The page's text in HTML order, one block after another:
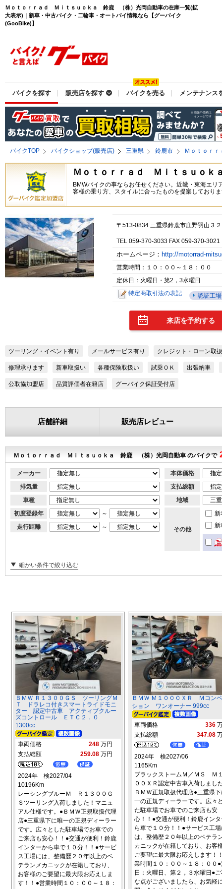
Ｍｏｔｏｒｒａｄ Ｍｉｔｓｕｏｋａ 鈴鹿 （株）光岡自動車の在庫一覧(拡
大表示)｜新車・中古バイク・二輪車・オートバイ情報なら【グーバイク
(GooBike)】
バイクを探す 販売店を探す バイクを売る メンテナンス
バイクTOP バイクショップ(販売店) 三重県 鈴鹿市 Ｍｏｔｏｒ
Ｍｏｔｏｒｒａｄ Ｍｉｔｓｕｏ
BMWバイクの事ならお任せください。近畿・東海エ
客様の乗り方、スタイルに合ったものを提案しており
〒513-0834 三重県鈴鹿市庄野羽山３
TEL 059-370-3033 FAX 059‐370‐3021
ホームページ： http://motorrad-
営業時間：１０：００～１８：００
定休日：火曜日・第2，3水曜日
特定商取引法の表記
認証工
来店を予約する
ツーリング・イベント有り メールサービス有り クレジット・ローン取
修理承ります 新車取扱い 各種保険取扱い 試乗ＯＫ 出張納車
公取協加盟店 品質評価者在籍店 グーバイク保証受付店
店舗詳細 販売店レビュー
Ｍｏｔｏｒｒａｄ Ｍｉｔｓｕｏｋａ 鈴鹿 （株）光岡自動車 のバイクで
メーカー
排気量
車種
初度登録年
～
走行距離
～
本体価格
支払総額
地域
その他
新
新
細かい条件で絞り込む
ＢＭＷ Ｒ１３００ＧＳ ツーリングＭ
Ｔ ドラレコ付きスマートライドモニ
ター 認定中古車 アクティブクルー
ズコントロール ＥＴＣ２．０
1300cc
車両価格 248 万円
支払総額
259.08 万円
2024年 検2027/04
10196Km
レーシングブルーＭ Ｒ１３００Ｇ
Ｓツーリング入荷しました！マニュ
アル仕様です。●ＢＭＷ正規取扱代理
店●三重県下に唯一の正規ディーラー
です。広々とした駐車場でお車での
ご来店も安心！！●交通が便利！鈴鹿
インターから車で１０分！！●サービ
ス工場には、整備歴２０年以上のベ
テランメカニックが在籍しており、
お客様のご要望に最大限お応えしま
す！！●営業時間１０：００～１８：
ＢＭＷ Ｍ１０００ＸＲ Ｍコン
ション ワンオーナー 999cc
車両価格 336
支払総額
347.08
2024年 検2027/06
1165Km
ブラックストームＭ／ＭＳ Ｍ
００ＸＲ認定中古車入荷しまし
ＢＭＷ正規取扱代理店●三重県
一の正規ディーラーです。広々
た駐車場でお車でのご来店も安
心！！●交通が便利！鈴鹿イン
ら車で１０分！！●サービス工
は、整備歴２０年以上のベテラ
カニックが在籍しており、お客
ご要望に最大限お応えします！
業時間１０：００～１８：００
日：火曜日、第２，３水曜日●
な点がございましたら、お気軽